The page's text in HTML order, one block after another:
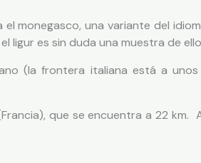
monegasco, una variante del
ligur es sin duda una muestra de
(la frontera italiana está a
que se encuentra a 22 km.